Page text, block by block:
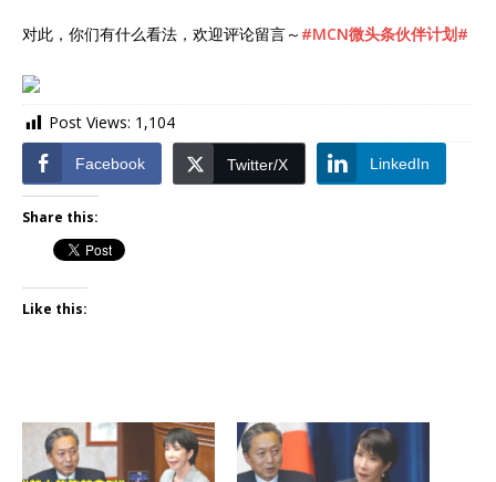
对此，你们有什么看法，欢迎评论留言～ #MCN微头条伙伴计划#
Post Views: 1,104
Facebook Twitter/X LinkedIn
Share this:
Like this: